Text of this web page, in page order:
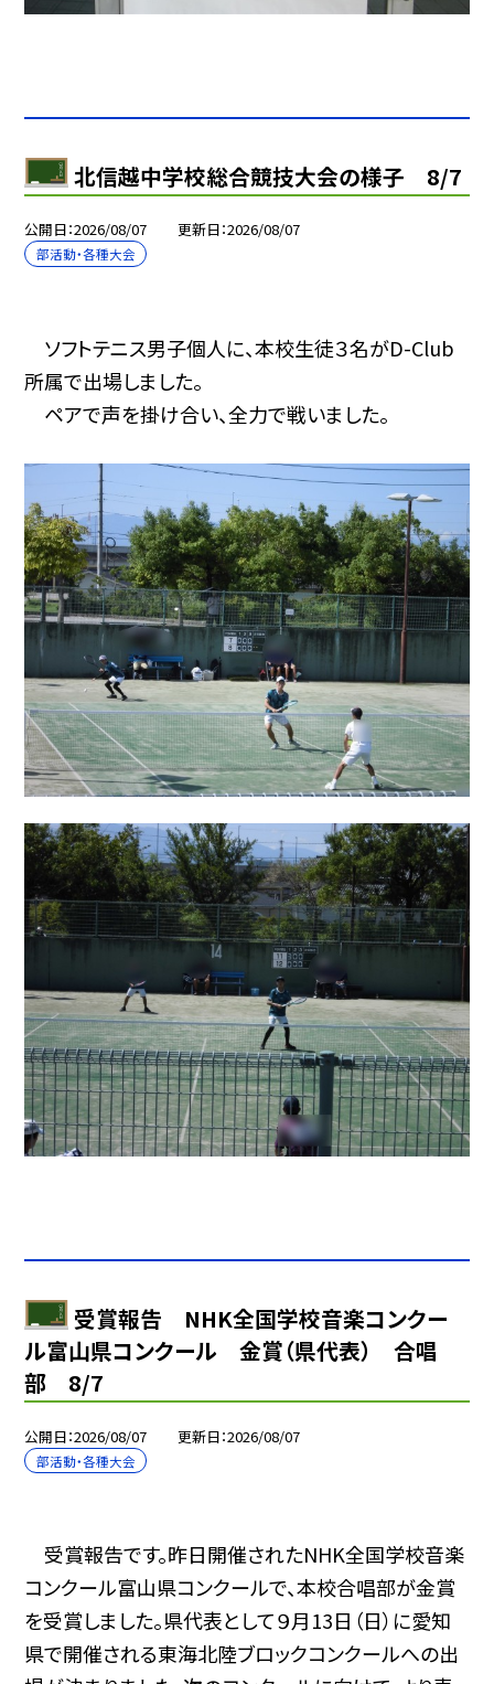
北信越中学校総合競技大会の様子 8/7
公開日 2026/08/07 更新日 2026/08/07
部活動・各種大会
ソフトテニス男子個人に、本校生徒３名がD-Club
所属で出場しました。
ペアで声を掛け合い、全力で戦いました。
受賞報告 NHK全国学校音楽コンクー
ル富山県コンクール 金賞（県代表） 合唱
部 8/7
公開日 2026/08/07 更新日 2026/08/07
部活動・各種大会
受賞報告です。昨日開催されたNHK全国学校音楽
コンクール富山県コンクールで、本校合唱部が金賞
を受賞しました。県代表として９月13日（日）に愛知
県で開催される東海北陸ブロックコンクールへの出